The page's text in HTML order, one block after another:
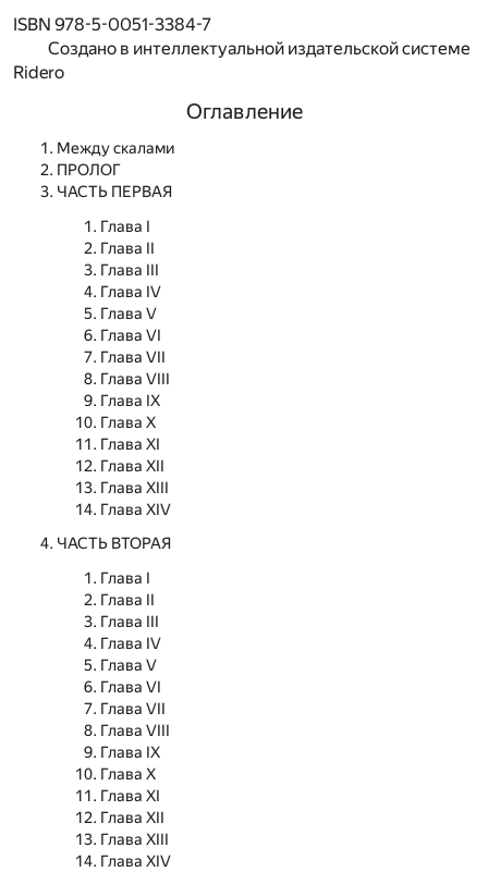
ISBN 978-5-0051-3384-7
Создано в интеллектуальной издательской системе
Ridero
Оглавление
Между скалами
ПРОЛОГ
ЧАСТЬ ПЕРВАЯ
Глава I
Глава II
Глава III
Глава IV
Глава V
Глава VI
Глава VII
Глава VIII
Глава IX
Глава X
Глава XI
Глава XII
Глава XIII
Глава XIV
ЧАСТЬ ВТОРАЯ
Глава I
Глава II
Глава III
Глава IV
Глава V
Глава VI
Глава VII
Глава VIII
Глава IX
Глава X
Глава XI
Глава XII
Глава XIII
Глава XIV